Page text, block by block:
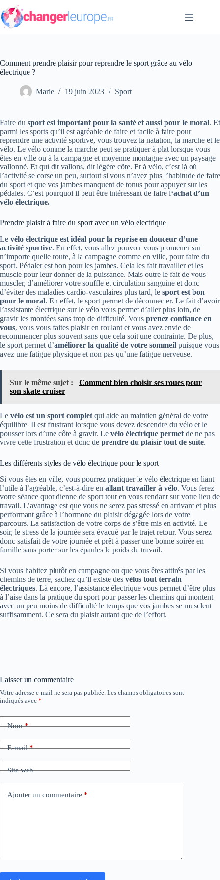
Passer
au
contenu
Comment prendre plaisir pour reprendre le sport grâce au vélo
électrique ?
Marie 19 juin 2023 Sport
Faire du sport est important pour la santé et aussi pour le moral. Et
parmi les sports qu’il est agréable de faire et facile à faire pour
reprendre une activité sportive, vous trouvez la natation, la marche et le
vélo. Le vélo comme la marche peut se pratiquer à plat lorsque vous
êtes en ville ou à la campagne et moyenne montagne avec un paysage
vallonné. Et qui dit vallons, dit légère côte. Et à vélo, c’est là où
l’activité se corse un peu, surtout si vous n’avez plus l’habitude de faire
du sport et que vos jambes manquent de tonus pour appuyer sur les
pédales. C’est pourquoi il peut être intéressant de faire l‘achat d’un
vélo électrique.
Prendre plaisir à faire du sport avec un vélo électrique
Le vélo électrique est idéal pour la reprise en douceur d’une
activité sportive. En effet, vous allez pouvoir vous promener sur
n’importe quelle route, à la campagne comme en ville, pour faire du
sport. Pédaler est bon pour les jambes. Cela les fait travailler et les
muscle pour leur donner de la puissance. Mais outre le fait de vous
muscler, d’améliorer votre souffle et circulation sanguine et donc
d’éviter des maladies cardio-vasculaires plus tard, le sport est bon
pour le moral. En effet, le sport permet de déconnecter. Le fait d’avoir
l’assistante électrique sur le vélo vous permet d’aller plus loin, de
gravir les montées sans trop de difficulté. Vous prenez confiance en
vous, vous vous faites plaisir en roulant et vous avez envie de
recommencer plus souvent sans que cela soit une contrainte. De plus,
le sport permet d’améliorer la qualité de votre sommeil puisque vous
avez une fatigue physique et non pas qu’une fatigue nerveuse.
Sur le même sujet :
Comment bien choisir ses roues pour
son skate cruiser
Le vélo est un sport complet qui aide au maintien général de votre
équilibre. Il est frustrant lorsque vous devez descendre du vélo et le
pousser lors d’une côte à gravir. Le vélo électrique permet de ne pas
vivre cette frustration et donc de prendre du plaisir tout de suite.
Les différents styles de vélo électrique pour le sport
Si vous êtes en ville, vous pourrez pratiquer le vélo électrique en liant
l’utile à l’agréable, c’est-à-dire en allant travailler à vélo. Vous ferez
votre séance quotidienne de sport tout en vous rendant sur votre lieu de
travail. L’avantage est que vous ne serez pas stressé en arrivant et plus
performant grâce à l’hormone du plaisir dégagée lors de votre
parcours. La satisfaction de votre corps de s’être mis en activité. Le
soir, le stress de la journée sera évacué par le trajet retour. Vous serez
donc satisfait de votre journée et prêt à passer une bonne soirée en
famille sans porter sur les épaules le poids du travail.
Si vous habitez plutôt en campagne ou que vous êtes attirés par les
chemins de terre, sachez qu’il existe des vélos tout terrain
électriques. Là encore, l’assistance électrique vous permet d’être plus
à l’aise dans la pratique du sport pour passer les chemins qui montent
avec un peu moins de difficulté le temps que vos jambes se musclent
suffisamment. Ce sera du plaisir autant que de l’effort.
Laisser un commentaire
Votre adresse e-mail ne sera pas publiée. Les champs obligatoires sont
indiqués avec *
Nom*
E-mail*
Site web
Ajouter un commentaire *